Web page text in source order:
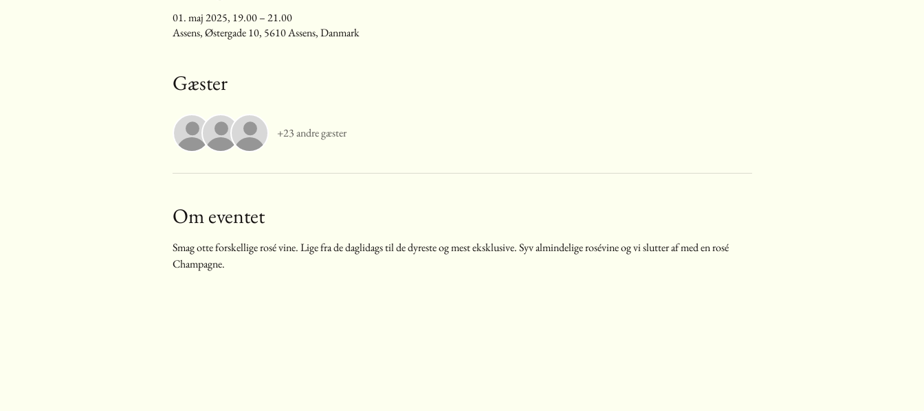
01. maj 2025, 19.00 – 21.00
Assens, Østergade 10, 5610 Assens, Danmark
Gæster
+23 andre gæster
Om eventet
Smag otte forskellige rosé vine. Lige fra de daglidags til de dyreste og mest eksklusive. Syv almindelige rosévine og vi slutter af med en rosé
Champagne.